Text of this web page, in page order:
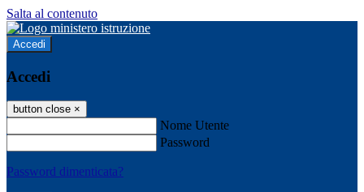
Salta al contenuto
Accedi
Accedi
button close ×
Nome Utente
Password
Password dimenticata?